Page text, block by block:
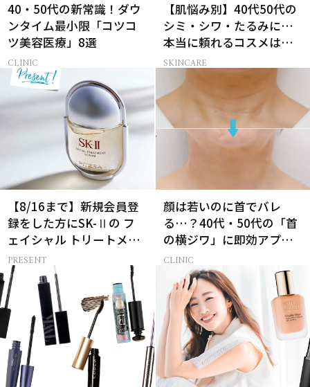
40・50代の新常識！ダウ
ンタイム最小限「コツコ
ツ美容医療」8選
CLINIC
【肌悩み別】40代50代の
シミ・シワ・たるみに…
本当に頼れるコスメは？
ベスコス受賞スキンケア
SKINCARE
【8/16まで】新規会員登
録をした方にSK-Ⅱの フ
ェイシャル トリートメン
ト セラムをプレゼント！
PRESENT
顔は若いのに首でバレ
る…？40代・50代の「首
の横ジワ」に即効アプロ
ーチする最新美容医療と
CLINIC